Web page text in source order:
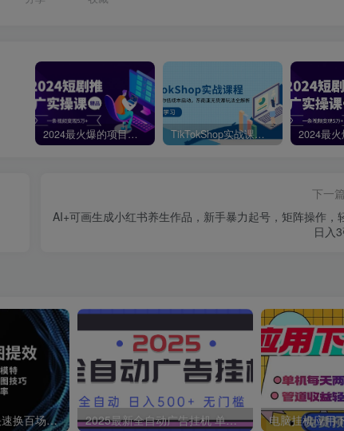
2024最火爆的项目短剧推广实操课，一条视频变现5万+【附软件工具】 TikTokShop实战课程，手把手教你低成本启动，东南亚无货源玩法全解析
下一
AI+可画生成小红书养生作品，新手暴力起号，矩阵操作，
日入
AI快速作图提效，快速换百场景模特，掌握文生图图生图技巧，提升作图效率 2025最新全自动广告挂机 单机500+实操分享 小白可无脑操作